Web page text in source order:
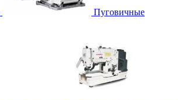
Пуговичные